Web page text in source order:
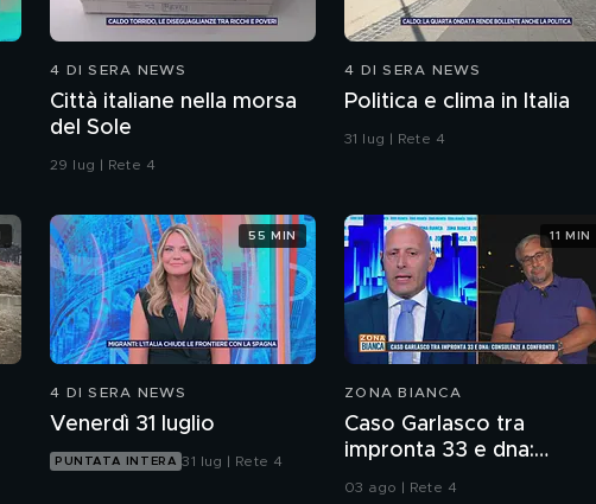
4 DI SERA NEWS
Città italiane nella morsa
del Sole
29 lug | Rete 4
4 DI SERA NEWS
Politica e clima in Italia
31 lug | Rete 4
4 DI SERA NEWS
Venerdì 31 luglio
PUNTATA INTERA 31 lug | Rete 4
55 MIN
ZONA BIANCA
Caso Garlasco tra
impronta 33 e dna:
consulenze a confronto
03 ago | Rete 4
11 MIN